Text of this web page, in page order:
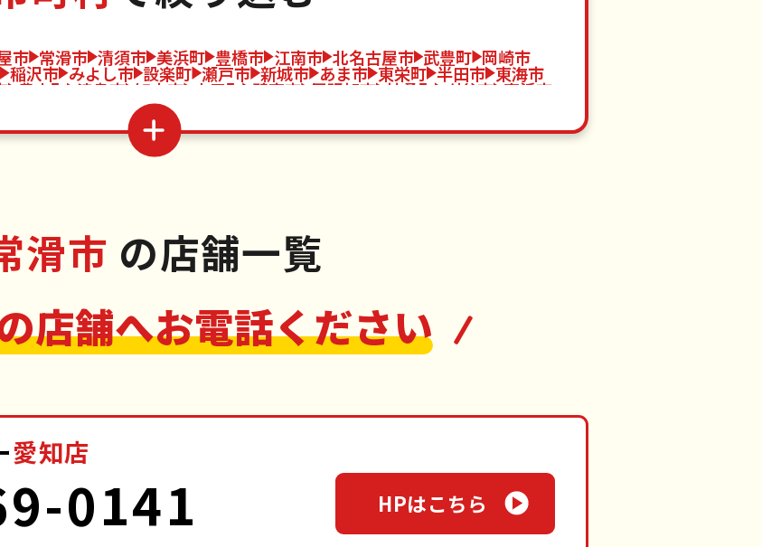
市 常滑市 清須市 美浜町 豊橋市 江南市 北名古屋市 武豊町 岡崎市
稲沢市 みよし市 設楽町 瀬戸市 新城市 あま市 東栄町 半田市 東海市
豊山町 津島市 知立市 大口町 碧南市 尾張旭市 扶桑町 刈谷市 高浜市
安城市 豊明市
滑市 の店舗一覧
店舗へお電話ください
愛知店
0141 HPはこちら